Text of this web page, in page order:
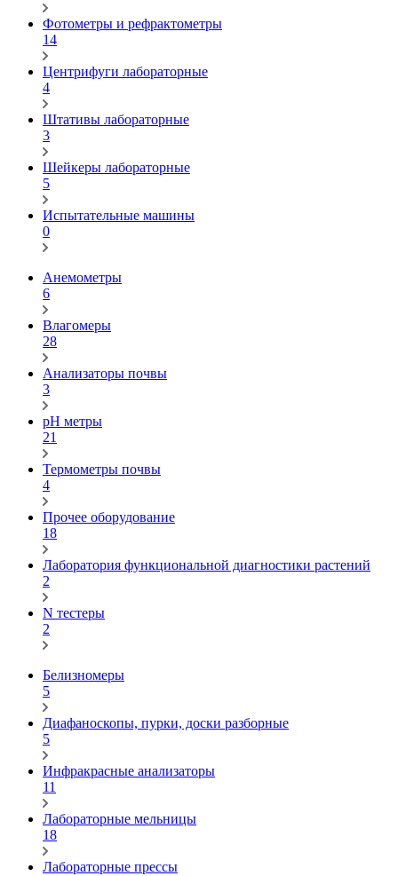
Фотометры и рефрактометры
14
Центрифуги лабораторные
4
Штативы лабораторные
3
Шейкеры лабораторные
5
Испытательные машины
0
Анемометры
6
Влагомеры
28
Анализаторы почвы
3
pH метры
21
Термометры почвы
4
Прочее оборудование
18
Лаборатория функциональной диагностики растений
2
N тестеры
2
Белизномеры
5
Диафаноскопы, пурки, доски разборные
5
Инфракрасные анализаторы
11
Лабораторные мельницы
18
Лабораторные прессы